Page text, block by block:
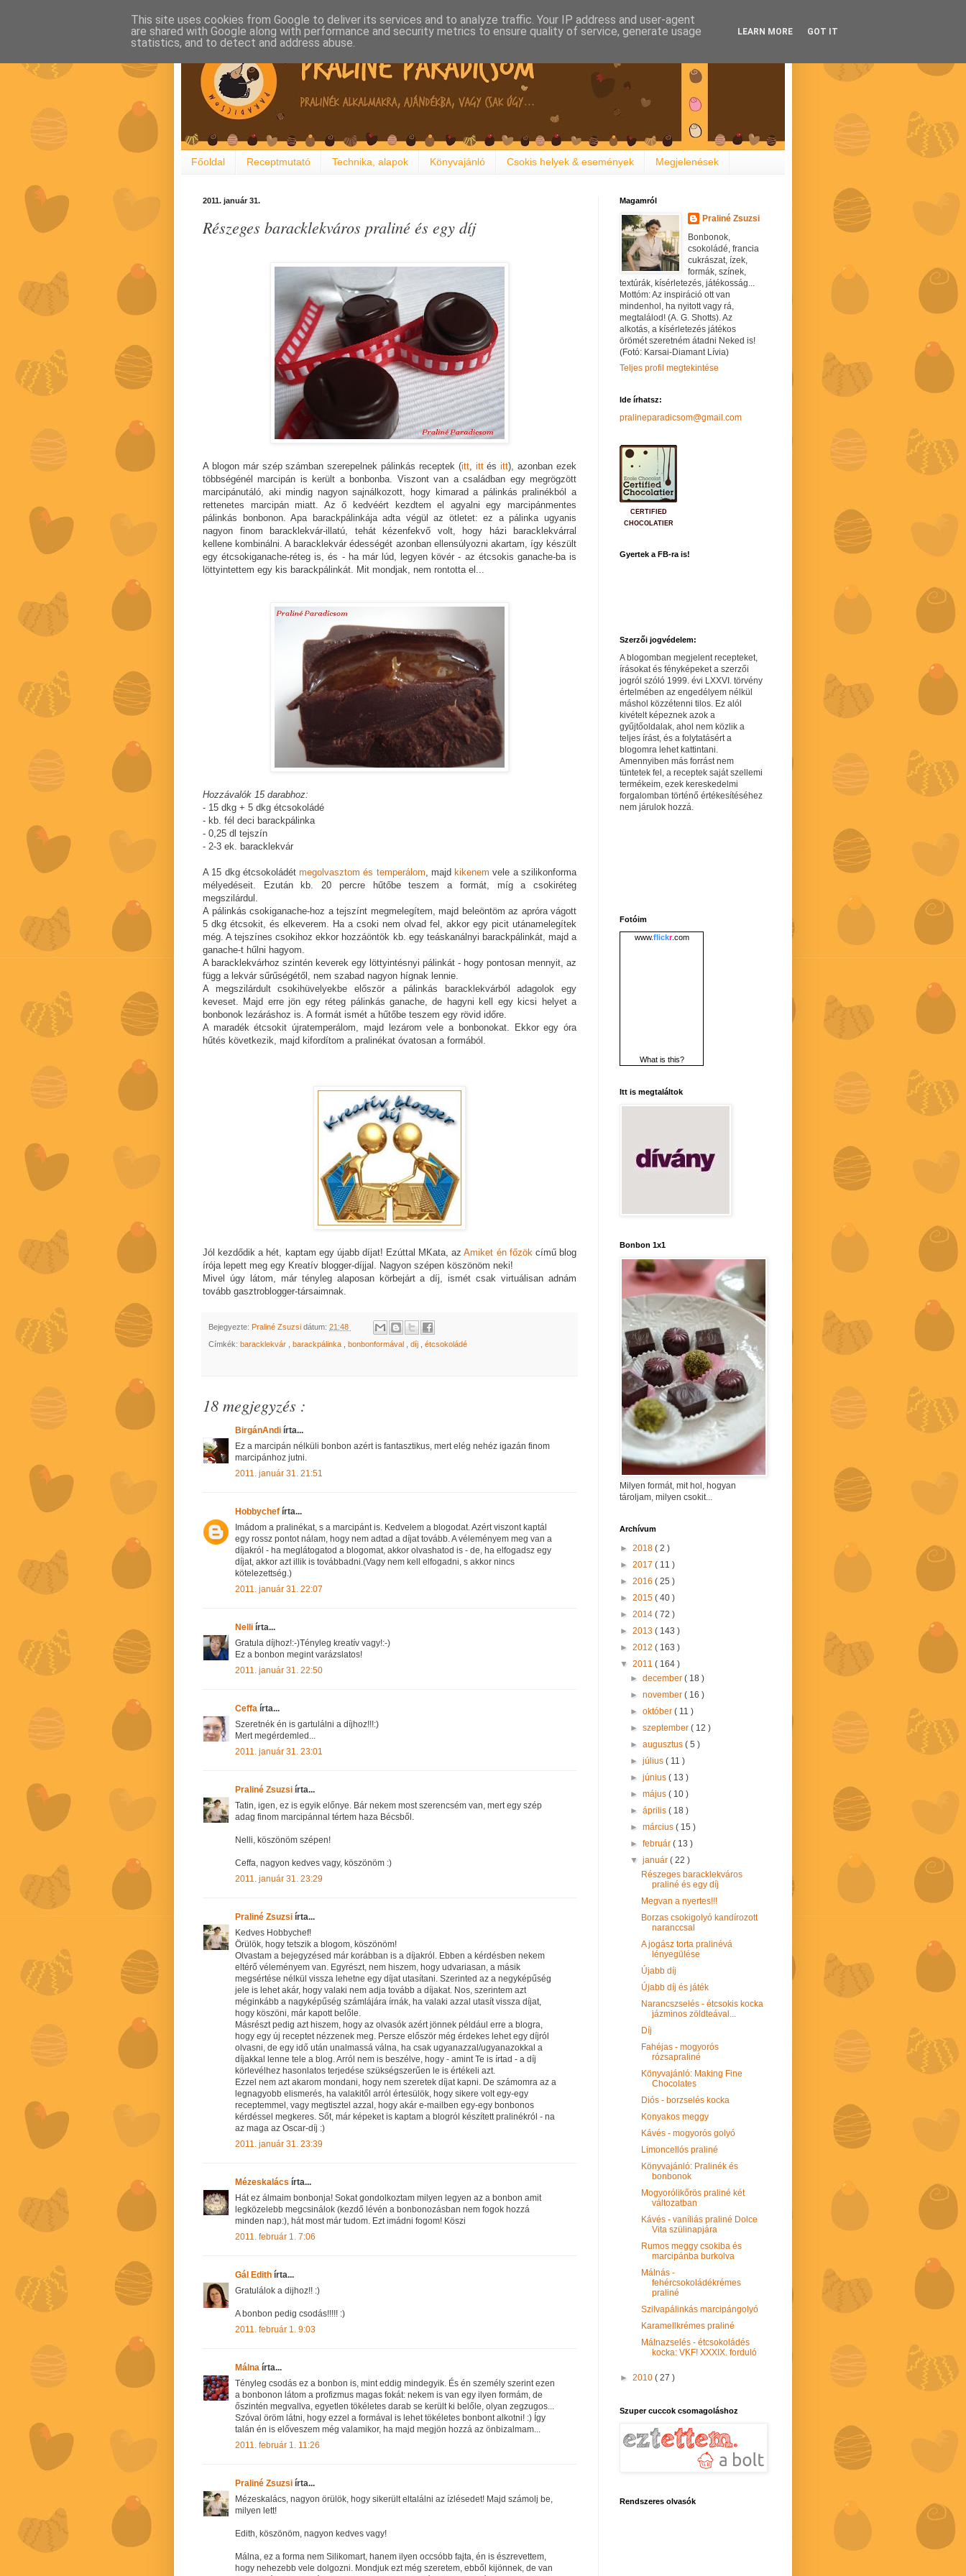
Főoldal Receptmutató Technika, alapok Könyvajánló Csokis helyek & események Megjelenések
2011. január 31.
Részeges baracklekváros praliné és egy díj
A blogon már szép számban szerepelnek pálinkás receptek (itt, ittésitt), azonban ezek
többségénél marcipán is került a bonbonba. Viszont van a családban egy megrögzött
marcipánutáló, aki mindig nagyon sajnálkozott, hogy kimarad a pálinkás pralinékból a
rettenetes marcipán miatt. Az ő kedvéért kezdtem el agyalni egy marcipánmentes
pálinkás bonbonon. Apa barackpálinkája adta végül az ötletet: ez a pálinka ugyanis
nagyon finom baracklekvár-illatú, tehát kézenfekvő volt, hogy házi baracklekvárral
kellene kombinálni. A baracklekvár édességét azonban ellensúlyozni akartam, így készült
egy étcsokiganache-réteg is, és - ha már lúd, legyen kövér - az étcsokis ganache-ba is
löttyintettem egy kis barackpálinkát. Mit mondjak, nem rontotta el...
Hozzávalók 15 darabhoz:
- 15 dkg + 5 dkg étcsokoládé
- kb. fél deci barackpálinka
- 0,25 dl tejszín
- 2-3 ek. baracklekvár
A 15 dkg étcsokoládétmegolvasztom és temperálom, majd kikenem vele a szilikonforma
mélyedéseit. Ezután kb. 20 percre hűtőbe teszem a formát, míg a csokiréteg
megszilárdul.
A pálinkás csokiganache-hoz a tejszínt megmelegítem, majd beleöntöm az apróra vágott
5 dkg étcsokit, és elkeverem. Ha a csoki nem olvad fel, akkor egy picit utánamelegítek
még. A tejszínes csokihoz ekkor hozzáöntök kb. egy teáskanálnyi barackpálinkát, majd a
ganache-t hűlni hagyom.
A baracklekvárhoz szintén keverek egy löttyintésnyi pálinkát - hogy pontosan mennyit, az
függ a lekvár sűrűségétől, nem szabad nagyon hígnak lennie.
A megszilárdult csokihüvelyekbe először a pálinkás baracklekvárból adagolok egy
keveset. Majd erre jön egy réteg pálinkás ganache, de hagyni kell egy kicsi helyet a
bonbonok lezáráshoz is. A formát ismét a hűtőbe teszem egy rövid időre.
A maradék étcsokit újratemperálom, majd lezárom vele a bonbonokat. Ekkor egy óra
hűtés következik, majd kifordítom a pralinékat óvatosan a formából.
Jól kezdődik a hét, kaptam egy újabb díjat! Ezúttal MKata, azAmiket én főzökcímű blog
írója lepett meg egy Kreatív blogger-díjjal. Nagyon szépen köszönöm neki!
Mivel úgy látom, már tényleg alaposan körbejárt a díj, ismét csak virtuálisan adnám
tovább gasztroblogger-társaimnak.
Bejegyezte: Praliné Zsuzsi dátum: 21:48
Címkék: baracklekvár barackpálinka bonbonformával díj étcsokoládé
18 megjegyzés :
BirgánAndi írta...
Ez a marcipán nélküli bonbon azért is fantasztikus, mert elég nehéz igazán finom
marcipánhoz jutni.
2011. január 31. 21:51
Hobbychef írta...
Imádom a pralinékat, s a marcipánt is. Kedvelem a blogodat. Azért viszont kaptál
egy rossz pontot nálam, hogy nem adtad a díjat tovább. A véleményem meg van a
díjakról - ha meglátogatod a blogomat, akkor olvashatod is - de, ha elfogadsz egy
díjat, akkor azt illik is továbbadni.(Vagy nem kell elfogadni, s akkor nincs
kötelezettség.)
2011. január 31. 22:07
Nelli írta...
Gratula díjhoz!:-)Tényleg kreatív vagy!:-)
Ez a bonbon megint varázslatos!
2011. január 31. 22:50
Ceffa írta...
Szeretnék én is gartulálni a díjhoz!!!:)
Mert megérdemled...
2011. január 31. 23:01
Praliné Zsuzsi írta...
Tatin, igen, ez is egyik előnye. Bár nekem most szerencsém van, mert egy szép
adag finom marcipánnal tértem haza Bécsből.
Nelli, köszönöm szépen!
Ceffa, nagyon kedves vagy, köszönöm :)
2011. január 31. 23:29
Praliné Zsuzsi írta...
Kedves Hobbychef!
Örülök, hogy tetszik a blogom, köszönöm!
Olvastam a bejegyzésed már korábban is a díjakról. Ebben a kérdésben nekem
eltérő véleményem van. Egyrészt, nem hiszem, hogy udvariasan, a másik
megsértése nélkül vissza lehetne egy díjat utasítani. Szerinted az a negyképűség
jele is lehet akár, hogy valaki nem adja tovább a díjakat. Nos, szerintem azt
méginkább a nagyképűség számlájára írnák, ha valaki azzal utasít vissza díjat,
hogy köszöni, már kapott belőle.
Másrészt pedig azt hiszem, hogy az olvasók azért jönnek például erre a blogra,
hogy egy új receptet nézzenek meg. Persze először még érdekes lehet egy díjról
olvasni, de egy idő után unalmassá válna, ha csak ugyanazzal/ugyanazokkal a
díjakkal lenne tele a blog. Arról nem is beszélve, hogy - amint Te is írtad - a díj
körlevélhez hasonlatos terjedése szükségszerűen le is értékeli azt.
Ezzel nem azt akarom mondani, hogy nem szeretek díjat kapni. De számomra az a
legnagyobb elismerés, ha valakitől arról értesülök, hogy sikere volt egy-egy
receptemmel, vagy megtisztel azzal, hogy akár e-mailben egy-egy bonbonos
kérdéssel megkeres. Sőt, már képeket is kaptam a blogról készített pralinékról - na
az maga az Oscar-díj :)
2011. január 31. 23:39
Mézeskalács írta...
Hát ez álmaim bonbonja! Sokat gondolkoztam milyen legyen az a bonbon amit
legközelebb megcsinálok (kezdő lévén a bonbonozásban nem fogok hozzá
minden nap:), hát most már tudom. Ezt imádni fogom! Köszi
2011. február 1. 7:06
Gál Edith írta...
Gratulálok a dijhoz!! :)
A bonbon pedig csodás!!!!! :)
2011. február 1. 9:03
Málna írta...
Tényleg csodás ez a bonbon is, mint eddig mindegyik. És én személy szerint ezen
a bonbonon látom a profizmus magas fokát: nekem is van egy ilyen formám, de
őszintén megvallva, egyetlen tökéletes darab se került ki belőle, olyan zegzugos...
Szóval öröm látni, hogy ezzel a formával is lehet tökéletes bonbont alkotni! :) Így
talán én is előveszem még valamikor, ha majd megjön hozzá az önbizalmam...
2011. február 1. 11:26
Praliné Zsuzsi írta...
Mézeskalács, nagyon örülök, hogy sikerült eltalálni az ízlésedet! Majd számolj be,
milyen lett!
Edith, köszönöm, nagyon kedves vagy!
Málna, ez a forma nem Silikomart, hanem ilyen occsóbb fajta, én is észrevettem,
hogy nehezebb vele dolgozni. Mondjuk ezt még szeretem, ebből kijönnek, de van
Magamról
Praliné Zsuzsi
Bonbonok,
csokoládé, francia
cukrászat, ízek,
formák, színek,
textúrák, kísérletezés, játékosság...
Mottóm: Az inspiráció ott van
mindenhol, ha nyitott vagy rá,
megtalálod! (A. G. Shotts). Az
alkotás, a kísérletezés játékos
örömét szeretném átadni Neked is!
(Fotó: Karsai-Diamant Lívia)
Teljes profil megtekintése
Ide írhatsz:
pralineparadicsom@gmail.com
CERTIFIED
CHOCOLATIER
Gyertek a FB-ra is!
Szerzői jogvédelem:
A blogomban megjelent recepteket,
írásokat és fényképeket a szerzői
jogról szóló 1999. évi LXXVI. törvény
értelmében az engedélyem nélkül
máshol közzétenni tilos. Ez alól
kivételt képeznek azok a
gyűjtőoldalak, ahol nem közlik a
teljes írást, és a folytatásért a
blogomra lehet kattintani.
Amennyiben más forrást nem
tüntetek fel, a receptek saját szellemi
termékeim, ezek kereskedelmi
forgalomban történő értékesítéséhez
nem járulok hozzá.
Fotóim
www.flickr.com
What is this?
Itt is megtaláltok
Bonbon 1x1
Milyen formát, mit hol, hogyan
tároljam, milyen csokit...
Archívum
► 2018 ( 2 )
► 2017 ( 11 )
► 2016 ( 25 )
► 2015 ( 40 )
► 2014 ( 72 )
► 2013 ( 143 )
► 2012 ( 163 )
▼ 2011 ( 164 )
►december( 18 )
►november( 16 )
►október( 11 )
►szeptember( 12 )
►augusztus( 5 )
►július( 11 )
►június( 13 )
►május( 10 )
►április( 18 )
►március( 15 )
►február( 13 )
▼január( 22 )
Részeges baracklekváros
praliné és egy díj
Megvan a nyertes!!!
Borzas csokigolyó kandírozott
naranccsal
A jogász torta pralinévá
lényegülése
Újabb díj
Újabb díj és játék
Narancszselés - étcsokis kocka
jázminos zöldteával...
Díj
Fahéjas - mogyorós
rózsapraliné
Könyvajánló: Making Fine
Chocolates
Diós - borzselés kocka
Konyakos meggy
Kávés - mogyorós golyó
Limoncellós praliné
Könyvajánló: Pralinék és
bonbonok
Mogyorólikőrös praliné két
változatban
Kávés - vaníliás praliné Dolce
Vita szülinapjára
Rumos meggy csokiba és
marcipánba burkolva
Málnás -
fehércsokoládékrémes
praliné
Szilvapálinkás marcipángolyó
Karamellkrémes praliné
Málnazselés - étcsokoládés
kocka: VKF! XXXIX. forduló
► 2010 ( 27 )
Szuper cuccok csomagoláshoz
Rendszeres olvasók
This site uses cookies from Google to deliver its services and to analyze traffic. Your IP address and user-agent
are shared with Google along with performance and security metrics to ensure quality of service, generate usage
statistics, and to detect and address abuse.
LEARN MORE GOT IT